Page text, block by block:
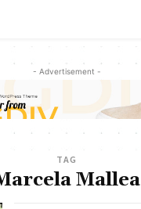
- Advertisement -
TAG
Mallea